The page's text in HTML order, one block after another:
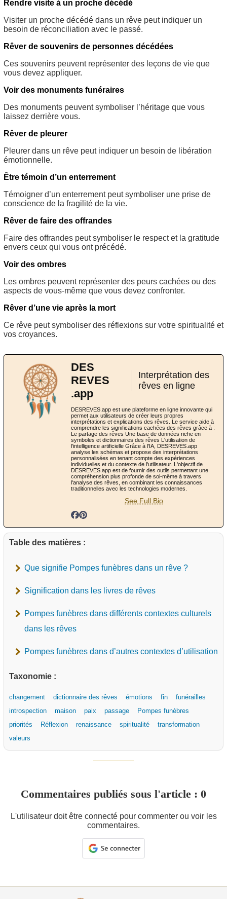
Rendre visite à un proche décédé
Visiter un proche décédé dans un rêve peut indiquer un
besoin de réconciliation avec le passé.
Rêver de souvenirs de personnes décédées
Ces souvenirs peuvent représenter des leçons de vie que
vous devez appliquer.
Voir des monuments funéraires
Des monuments peuvent symboliser l’héritage que vous
laissez derrière vous.
Rêver de pleurer
Pleurer dans un rêve peut indiquer un besoin de libération
émotionnelle.
Être témoin d’un enterrement
Témoigner d’un enterrement peut symboliser une prise de
conscience de la fragilité de la vie.
Rêver de faire des offrandes
Faire des offrandes peut symboliser le respect et la gratitude
envers ceux qui vous ont précédé.
Voir des ombres
Les ombres peuvent représenter des peurs cachées ou des
aspects de vous-même que vous devez confronter.
Rêver d’une vie après la mort
Ce rêve peut symboliser des réflexions sur votre spiritualité et
vos croyances.
DES
REVES
.app
Interprétation des
rêves en ligne
DESREVES.app est une plateforme en ligne innovante qui
permet aux utilisateurs de créer leurs propres
interprétations et explications des rêves. Le service aide à
comprendre les significations cachées des rêves grâce à :
Le partage des rêves Une base de données riche en
symboles et dictionnaires des rêves L'utilisation de
l'intelligence artificielle Grâce à l'IA, DESREVES.app
analyse les schémas et propose des interprétations
personnalisées en tenant compte des expériences
individuelles et du contexte de l'utilisateur. L'objectif de
DESREVES.app est de fournir des outils permettant une
compréhension plus profonde de soi-même à travers
l'analyse des rêves, en combinant les connaissances
traditionnelles avec les technologies modernes.
See Full Bio
Table des matières :
Que signifie Pompes funèbres dans un rêve ?
Signification dans les livres de rêves
Pompes funèbres dans différents contextes culturels
dans les rêves
Pompes funèbres dans d’autres contextes d’utilisation
Taxonomie :
changement dictionnaire des rêves émotions fin
funérailles
introspection
maison paix passage
Pompes funèbres
priorités
Réflexion renaissance spiritualité
transformation
valeurs
Commentaires publiés sous l'article : 0
L'utilisateur doit être connecté pour commenter ou voir les
commentaires.